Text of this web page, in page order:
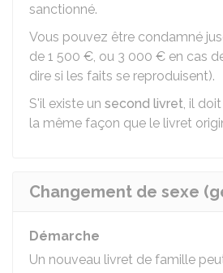
sanctionné.
Vous pouvez être condamné
de 1 500 €, ou 3 000 € en cas
dire si les faits se reproduisent).
S'il existe un second livret, il
la même façon que le livret
Changement de sexe
Démarche
Un nouveau livret de famille